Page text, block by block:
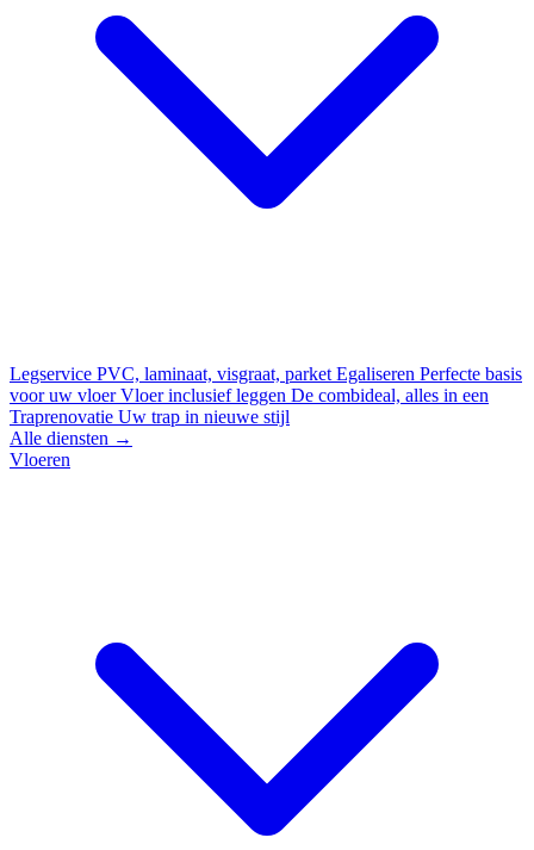
Legservice PVC, laminaat, visgraat, parket Egaliseren Perfecte basis
voor uw vloer Vloer inclusief leggen De combideal, alles in een
Traprenovatie Uw trap in nieuwe stijl
Alle diensten →
Vloeren